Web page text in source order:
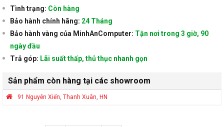
Tình trạng: Còn hàng
Bảo hành chính hãng: 24 Tháng
Bảo hành vàng của MinhAnComputer: Tận nơi trong 3 giờ, 90
ngày đầu
Trả góp: Lãi suất thấp, thủ thục nhanh gọn
Sản phẩm còn hàng tại các showroom
91 Nguyễn Xiển, Thanh Xuân, HN